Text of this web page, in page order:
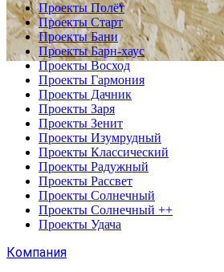
Проекты Полёт
Проекты Старт
Проекты Бани
Проекты Барн-хаус
Проекты Восход
Проекты Гармония
Проекты Дачник
Проекты Заря
Проекты Зенит
Проекты Изумрудный
Проекты Классический
Проекты Радужный
Проекты Рассвет
Проекты Солнечный
Проекты Солнечный ++
Проекты Удача
Компания